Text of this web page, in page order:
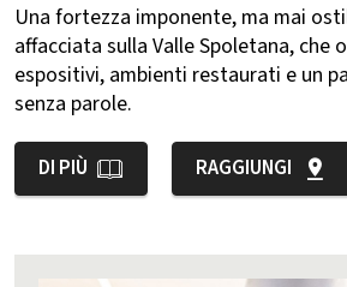
Una fortezza imponente, ma mai
affacciata sulla Valle Spoletana, che
espositivi, ambienti restaurati e un
senza parole.
DI PIÙ RAGGIUNGI